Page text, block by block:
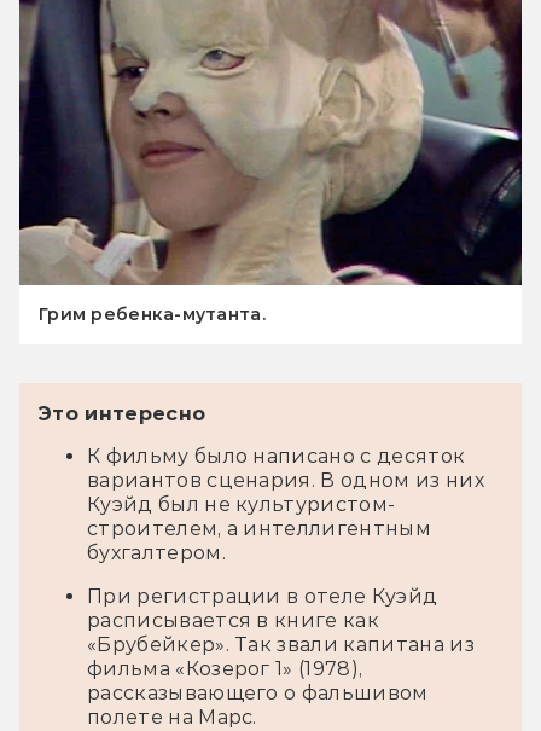
Грим ребенка-мутанта.
Это интересно
К фильму было написано с десяток
вариантов сценария. В одном из них
Куэйд был не культуристом-
строителем, а интеллигентным
бухгалтером.
При регистрации в отеле Куэйд
расписывается в книге как
«Брубейкер». Так звали капитана из
фильма «Козерог 1» (1978),
рассказывающего о фальшивом
полете на Марс.